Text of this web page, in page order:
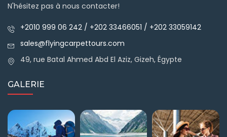
N'hésitez pas à nous contacter!
+2010 999 06 242 / +202 33466051 / +202 33059142
sales@flyingcarpettours.com
49, rue Batal Ahmed Abd El Aziz, Gizeh, Égypte
GALERIE